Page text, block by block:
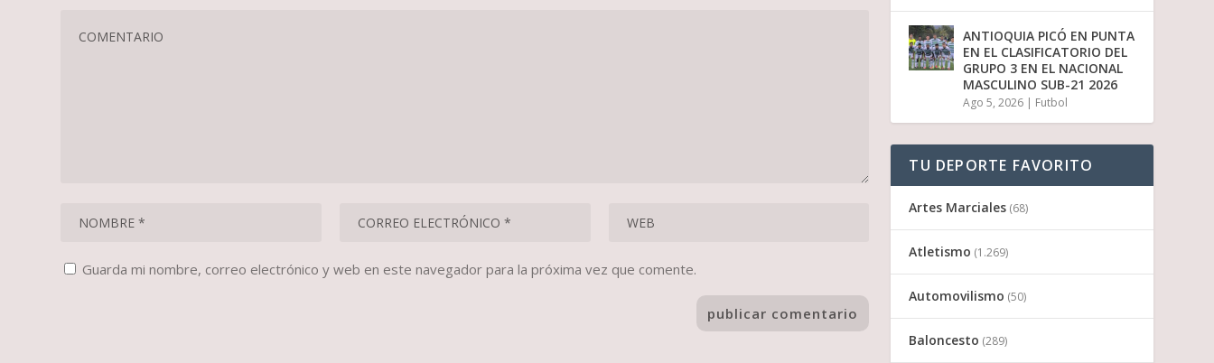
Guarda mi nombre, correo electrónico y web en este navegador para la próxima vez que comente.
ANTIOQUIA PICÓ EN PUNTA
EN EL CLASIFICATORIO DEL
GRUPO 3 EN EL NACIONAL
MASCULINO SUB-21 2026
Ago 5, 2026 | Futbol
TU DEPORTE FAVORITO
Artes Marciales (68)
Atletismo (1.269)
Automovilismo (50)
Baloncesto (289)